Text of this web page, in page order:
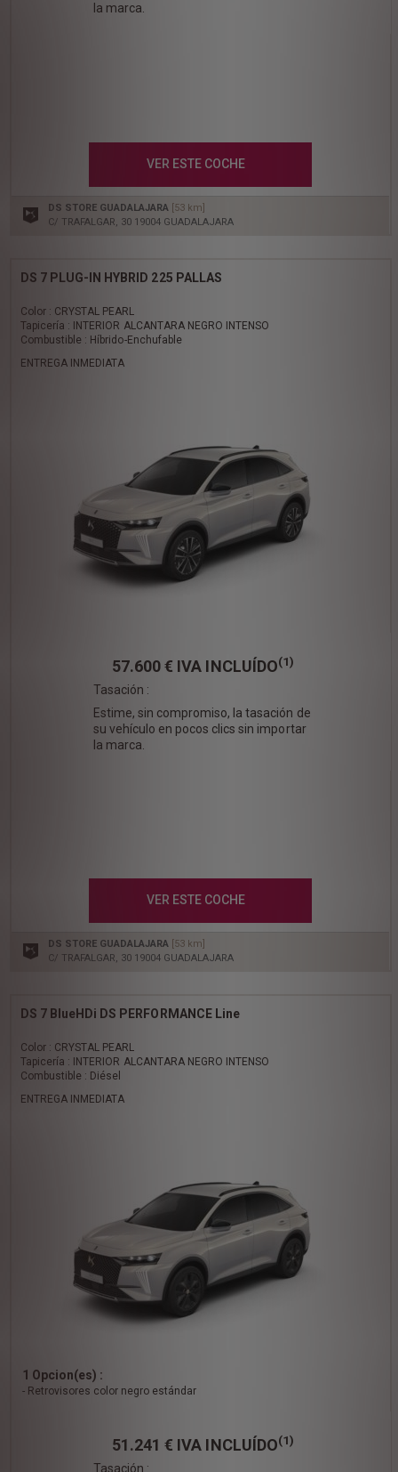
la marca.
VER ESTE COCHE
DS STORE GUADALAJARA [53 km]
C/ TRAFALGAR, 30 19004 GUADALAJARA
DS 7 PLUG-IN HYBRID 225 PALLAS
Color : CRYSTAL PEARL
Tapicería : INTERIOR ALCANTARA NEGRO INTENSO
Combustible : Híbrido-Enchufable
ENTREGA INMEDIATA
57.600 € IVA INCLUÍDO(1)
Tasación :
Estime, sin compromiso, la tasación de
su vehículo en pocos clics sin importar
la marca.
VER ESTE COCHE
DS STORE GUADALAJARA [53 km]
C/ TRAFALGAR, 30 19004 GUADALAJARA
DS 7 BlueHDi DS PERFORMANCE Line
Color : CRYSTAL PEARL
Tapicería : INTERIOR ALCANTARA NEGRO INTENSO
Combustible : Diésel
ENTREGA INMEDIATA
1 Opcion(es) :
- Retrovisores color negro estándar
51.241 € IVA INCLUÍDO(1)
Tasación :